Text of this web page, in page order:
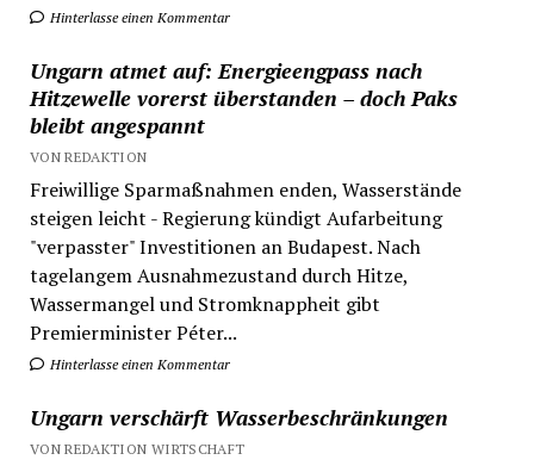
Hinterlasse einen Kommentar
Ungarn atmet auf: Energieengpass nach
Hitzewelle vorerst überstanden – doch Paks
bleibt angespannt
VON REDAKTION
Freiwillige Sparmaßnahmen enden, Wasserstände
steigen leicht - Regierung kündigt Aufarbeitung
"verpasster" Investitionen an Budapest. Nach
tagelangem Ausnahmezustand durch Hitze,
Wassermangel und Stromknappheit gibt
Premierminister Péter...
Hinterlasse einen Kommentar
Ungarn verschärft Wasserbeschränkungen
VON REDAKTION WIRTSCHAFT